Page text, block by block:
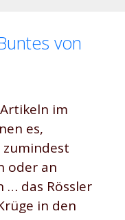
von
im
es,
zumindest
oder an
… das Rössler
in den